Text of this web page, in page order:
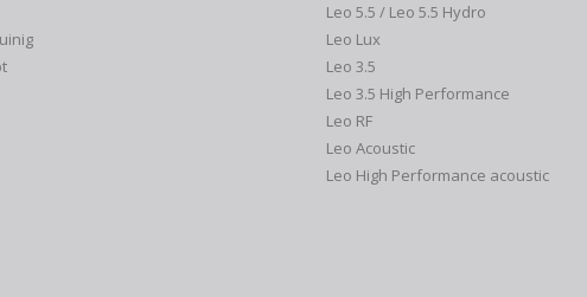
Leo 5.5 / Leo 5.5 Hydro
Leo Lux
Leo 3.5
Leo 3.5 High Performance
Leo RF
Leo Acoustic
Leo High Performance acoustic